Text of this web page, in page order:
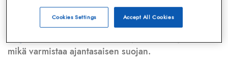
Lisäksi tunnistamme automaattisesti, jos kyseessä on
puhelinhuijarin numero, sähköpostiosoitetai
huijausviesti. Tietokantaamme päivitetään jatkuvasti,
mikä varmistaa ajantasaisen suojan.
Accept All Cookies
Cookies Settings